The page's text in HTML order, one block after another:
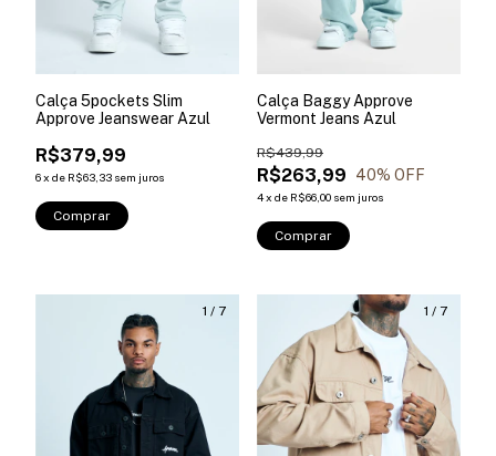
Calça 5pockets Slim
Approve Jeanswear Azul
R$379,99
6x de R$63,33 sem juros
Comprar
Calça Baggy Approve
Vermont Jeans Azul
R$263,99
R$439,99
40% OFF
4x de R$66,00 sem juros
Comprar
1 / 7 1 / 7